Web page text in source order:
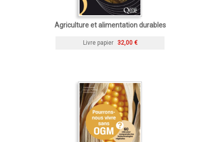
Agriculture et alimentation durables
Livre papier 32,00 €